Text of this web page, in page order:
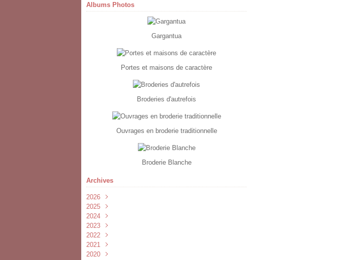
Albums Photos
Gargantua
Portes et maisons de caractère
Broderies d'autrefois
Ouvrages en broderie traditionnelle
Broderie Blanche
Archives
2026
Février
Janvier
2025
Février
2024
Novembre
Septembre
Avril
Mars
2023
Juillet
Juin
Mai(1)
2022
Novembre
Octobre
2021
Novembre
2020